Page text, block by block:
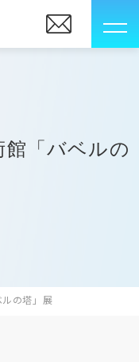
館「バベルの
の塔」展